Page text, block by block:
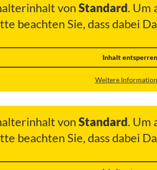
von Standard. Um
beachten Sie, dass dabei
Inhalt entsperren
Weitere
von Standard. Um
beachten Sie, dass dabei